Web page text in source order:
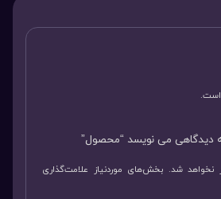
است.
دیدگاهی می نویسد “محصول”
نخواهد شد. بخش‌های موردنیاز علامت‌گذاری